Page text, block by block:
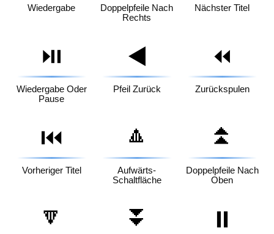
Wiedergabe
Doppelpfeile Nach
Rechts
Nächster Titel
⏯️
Wiedergabe Oder
Pause
◀️
Pfeil Zurück
⏪
Zurückspulen
⏮️
Vorheriger Titel
🔼
Aufwärts-
Schaltfläche
⏫
Doppelpfeile Nach
Oben
🔽 ⏬ ⏸️